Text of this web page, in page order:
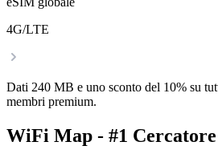
4G/LTE
Dati 240 MB e uno sconto del 10% su
membri premium.
WiFi Map - #1